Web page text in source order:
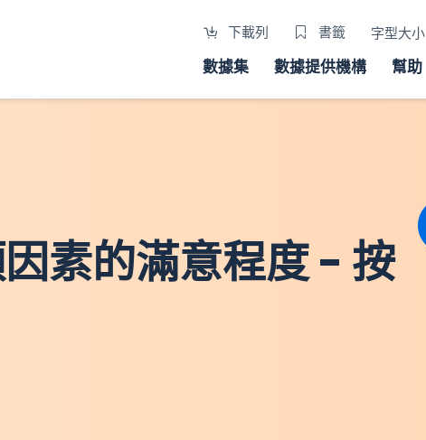
下載列 書籤 字型大小
數據集 數據提供機構 幫助
素的滿意程度 - 按